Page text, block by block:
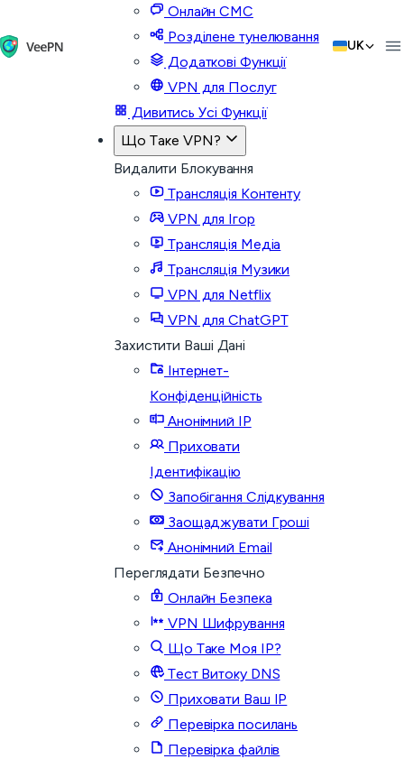
Онлайн СМС
Розділене тунелювання
Додаткові Функції
VPN для Послуг
Дивитись Усі Функції
Що Таке VPN?
Видалити Блокування
Трансляція Контенту
VPN для Ігор
Трансляція Медіа
Трансляція Музики
VPN для Netflix
VPN для ChatGPT
Захистити Ваші Дані
Інтернет-
Конфіденційність
Анонімний IP
Приховати
Ідентифікацію
Запобігання Слідкування
Заощаджувати Гроші
Анонімний Email
Переглядати Безпечно
Онлайн Безпека
VPN Шифрування
Що Таке Моя IP?
Тест Витоку DNS
Приховати Ваш IP
Перевірка посилань
Перевірка файлів
UK